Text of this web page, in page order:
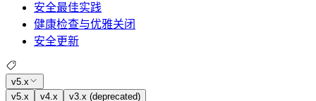
安全最佳实践
健康检查与优雅关闭
安全更新
v5.x
v5.x
v4.x
v3.x (deprecated)